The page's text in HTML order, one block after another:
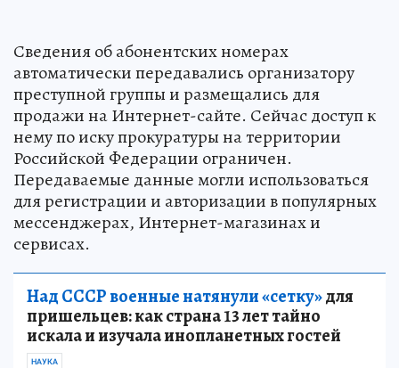
Сведения об абонентских номерах
автоматически передавались организатору
преступной группы и размещались для
продажи на Интернет-сайте. Сейчас доступ к
нему по иску прокуратуры на территории
Российской Федерации ограничен.
Передаваемые данные могли использоваться
для регистрации и авторизации в популярных
мессенджерах, Интернет-магазинах и
сервисах.
Над СССР военные натянули «сетку»для
пришельцев: как страна 13 лет тайно
искала и изучала инопланетных гостей
НАУКА